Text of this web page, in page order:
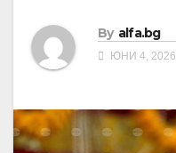
By alfa.bg
ЮНИ 4, 2026